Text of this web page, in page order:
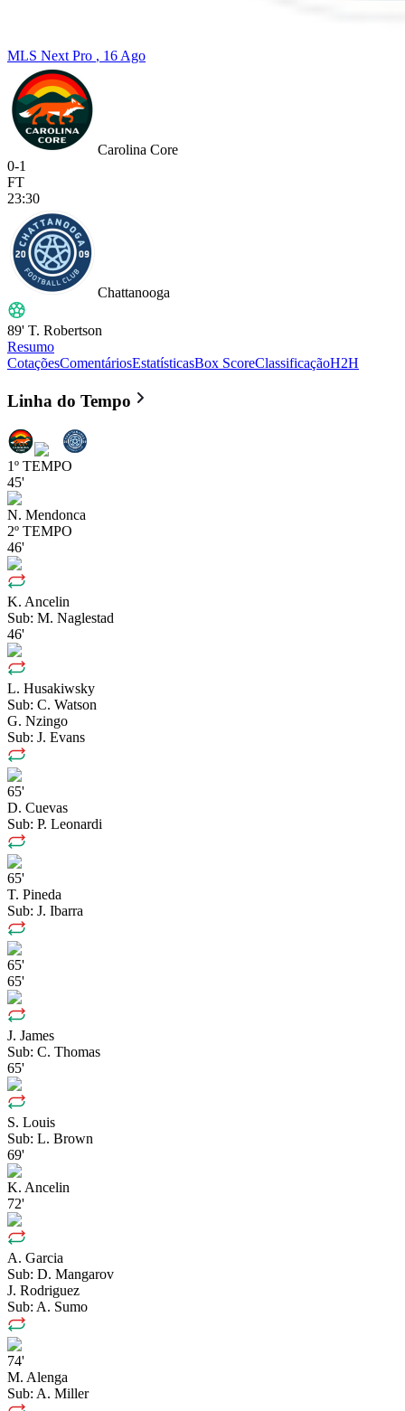
MLS Next Pro , 16 Ago
Carolina Core
0-1
FT
23:30
Chattanooga
89' T. Robertson
Resumo
CotaçõesComentáriosEstatísticasBox ScoreClassificaçãoH2H
Carolina Core
Linha do Tempo
1º TEMPO
45'
N. Mendonca
2º TEMPO
46'
K. Ancelin
Sub: M. Naglestad
46'
L. Husakiwsky
Sub: C. Watson
G. Nzingo
Sub: J. Evans
65'
D. Cuevas
Sub: P. Leonardi
65'
T. Pineda
Sub: J. Ibarra
65'
65'
J. James
Sub: C. Thomas
65'
S. Louis
Sub: L. Brown
69'
K. Ancelin
72'
A. Garcia
Sub: D. Mangarov
J. Rodriguez
Sub: A. Sumo
74'
M. Alenga
Sub: A. Miller